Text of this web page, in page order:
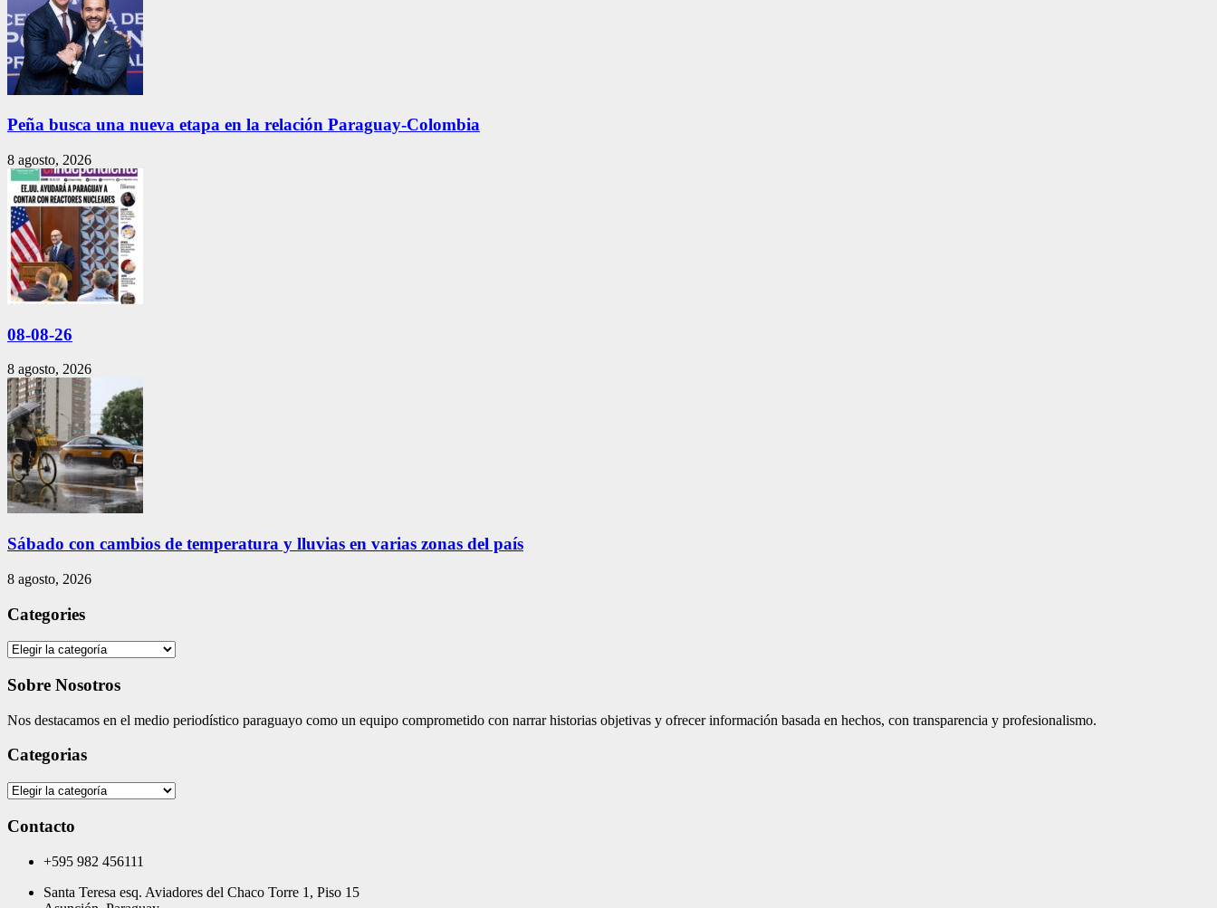
Peña busca una nueva etapa en la relación Paraguay-Colombia
8 agosto, 2026
08-08-26
8 agosto, 2026
Sábado con cambios de temperatura y lluvias en varias zonas del país
8 agosto, 2026
Categories
Categories
Sobre Nosotros
Nos destacamos en el medio periodístico paraguayo como un equipo comprometido con narrar historias objetivas y ofrecer información basada en hechos, con transparencia y profesionalismo.
Categorias
Categorias
Contacto
+595 982 456111
Santa Teresa esq. Aviadores del Chaco Torre 1, Piso 15